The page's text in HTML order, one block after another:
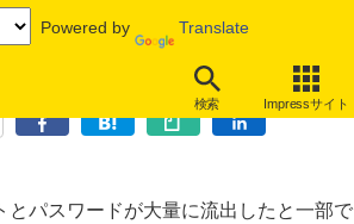
Powered by Translate
検索 Impressサイト
出か
パスワードが大量に流出したと一部で